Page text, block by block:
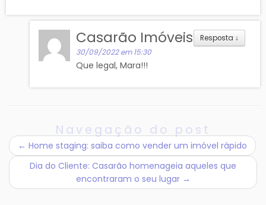
Resposta ↓
Casarão Imóveis
30/09/2022 em 15:30
Que legal, Mara!!!
Navegação do post
← Home staging: saiba como vender um imóvel rápido
Dia do Cliente: Casarão homenageia aqueles que
encontraram o seu lugar →